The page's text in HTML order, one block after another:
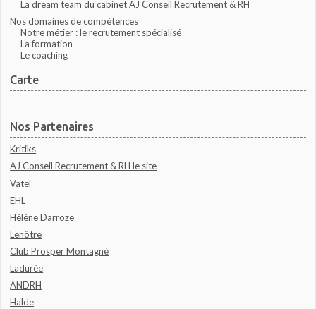
La dream team du cabinet AJ Conseil Recrutement & RH
Nos domaines de compétences
Notre métier : le recrutement spécialisé
La formation
Le coaching
Carte
Nos Partenaires
Kritiks
AJ Conseil Recrutement & RH le site
Vatel
EHL
Hélène Darroze
Lenôtre
Club Prosper Montagné
Ladurée
ANDRH
Halde